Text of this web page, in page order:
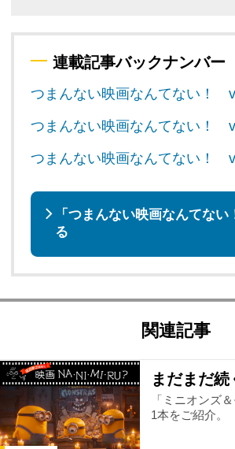
連載記事バックナンバー
つまんない映画なんてない！
つまんない映画なんてない！
つまんない映画なんてない！
「つまんない映画なんてな
る
関連記事
まだまだ続
「ミニオンズ
1本をご紹介。